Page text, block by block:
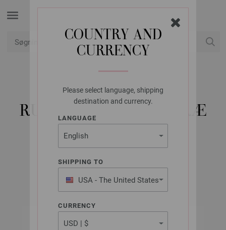
COUNTRY AND
CURRENCY
Please select language, shipping
destination and currency.
LANGUAGE
SHIPPING TO
USA - The United States
of America
CURRENCY
LANA GROSSA
RUNDPIND DESIGN TRÆ
MULTICOLOR STR.
4,0/80CM